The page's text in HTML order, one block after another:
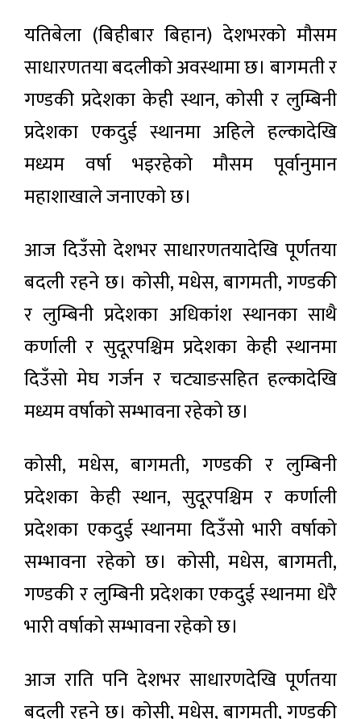
यतिबेला (बिहीबार बिहान) देशभरको मौसम
साधारणतया बदलीको अवस्थामा छ। बागमती र
गण्डकी प्रदेशका केही स्थान, कोसी र लुम्बिनी
प्रदेशका एकदुई स्थानमा अहिले हल्कादेखि
मध्यम वर्षा भइरहेको मौसम पूर्वानुमान
महाशाखाले जनाएको छ।
आज दिउँसो देशभर साधारणतयादेखि पूर्णतया
बदली रहने छ। कोसी, मधेस, बागमती, गण्डकी
र लुम्बिनी प्रदेशका अधिकांश स्थानका साथै
कर्णाली र सुदूरपश्चिम प्रदेशका केही स्थानमा
दिउँसो मेघ गर्जन र चट्याङसहित हल्कादेखि
मध्यम वर्षाको सम्भावना रहेको छ।
कोसी, मधेस, बागमती, गण्डकी र लुम्बिनी
प्रदेशका केही स्थान, सुदूरपश्चिम र कर्णाली
प्रदेशका एकदुई स्थानमा दिउँसो भारी वर्षाको
सम्भावना रहेको छ। कोसी, मधेस, बागमती,
गण्डकी र लुम्बिनी प्रदेशका एकदुई स्थानमा धेरै
भारी वर्षाको सम्भावना रहेको छ।
आज राति पनि देशभर साधारणदेखि पूर्णतया